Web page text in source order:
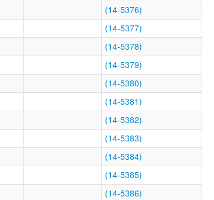
(14-5376)
(14-5377)
(14-5378)
(14-5379)
(14-5380)
(14-5381)
(14-5382)
(14-5383)
(14-5384)
(14-5385)
(14-5386)